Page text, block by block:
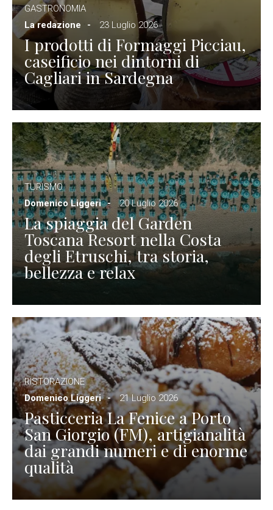
GASTRONOMIA
La redazione
23 Luglio 2026
I prodotti di Formaggi Picciau,
caseificio nei dintorni di
Cagliari in Sardegna
TURISMO
Domenico Liggeri
20 Luglio 2026
La spiaggia del Garden
Toscana Resort nella Costa
degli Etruschi, tra storia,
bellezza e relax
RISTORAZIONE
Domenico Liggeri
21 Luglio 2026
Pasticceria La Fenice a Porto
San Giorgio (FM), artigianalità
dai grandi numeri e di enorme
qualità